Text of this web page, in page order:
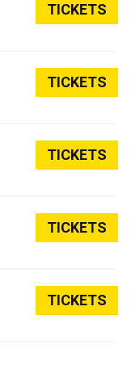
TICKETS
TICKETS
TICKETS
TICKETS
TICKETS